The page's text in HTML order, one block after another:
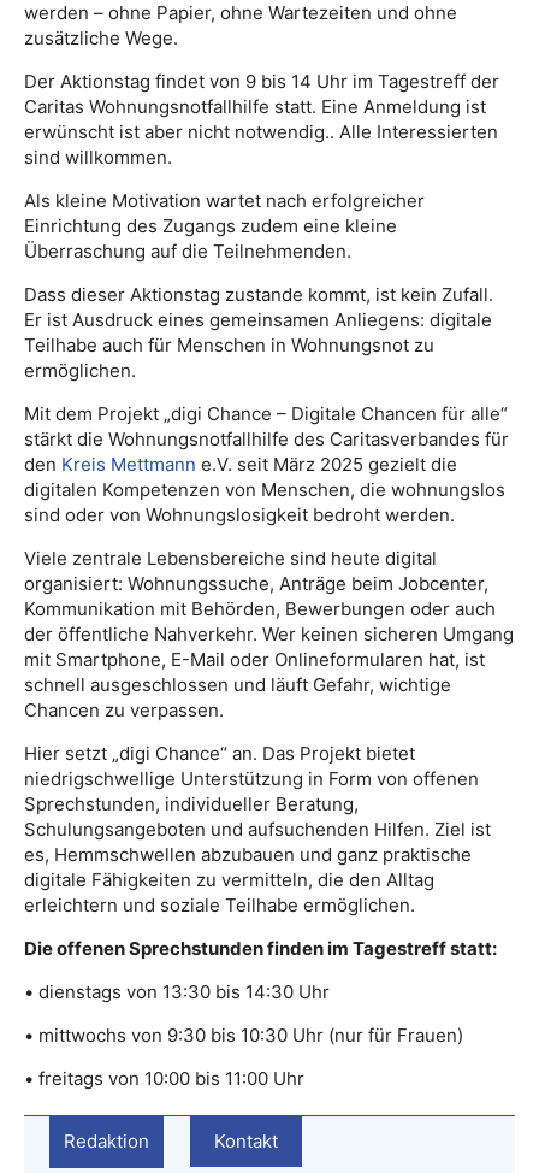
werden – ohne Papier, ohne Wartezeiten und ohne
zusätzliche Wege.
Der Aktionstag findet von 9 bis 14 Uhr im Tagestreff der
Caritas Wohnungsnotfallhilfe statt. Eine Anmeldung ist
erwünscht ist aber nicht notwendig.. Alle Interessierten
sind willkommen.
Als kleine Motivation wartet nach erfolgreicher
Einrichtung des Zugangs zudem eine kleine
Überraschung auf die Teilnehmenden.
Dass dieser Aktionstag zustande kommt, ist kein Zufall.
Er ist Ausdruck eines gemeinsamen Anliegens: digitale
Teilhabe auch für Menschen in Wohnungsnot zu
ermöglichen.
Mit dem Projekt „digi Chance – Digitale Chancen für alle“
stärkt die Wohnungsnotfallhilfe des Caritasverbandes für
den Kreis Mettmann e.V. seit März 2025 gezielt die
digitalen Kompetenzen von Menschen, die wohnungslos
sind oder von Wohnungslosigkeit bedroht werden.
Viele zentrale Lebensbereiche sind heute digital
organisiert: Wohnungssuche, Anträge beim Jobcenter,
Kommunikation mit Behörden, Bewerbungen oder auch
der öffentliche Nahverkehr. Wer keinen sicheren Umgang
mit Smartphone, E-Mail oder Onlineformularen hat, ist
schnell ausgeschlossen und läuft Gefahr, wichtige
Chancen zu verpassen.
Hier setzt „digi Chance“ an. Das Projekt bietet
niedrigschwellige Unterstützung in Form von offenen
Sprechstunden, individueller Beratung,
Schulungsangeboten und aufsuchenden Hilfen. Ziel ist
es, Hemmschwellen abzubauen und ganz praktische
digitale Fähigkeiten zu vermitteln, die den Alltag
erleichtern und soziale Teilhabe ermöglichen.
Die offenen Sprechstunden finden im Tagestreff statt:
• dienstags von 13:30 bis 14:30 Uhr
• mittwochs von 9:30 bis 10:30 Uhr (nur für Frauen)
• freitags von 10:00 bis 11:00 Uhr
Redaktion Kontakt